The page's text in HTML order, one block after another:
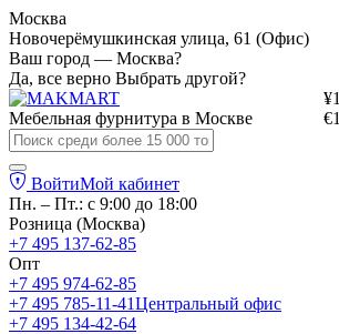
Москва
Новочерёмушкинская улица, 61 (Офис)
Ваш город — Москва?
Да, все верно Выбрать другой?
Мебельная фурнитура в Москве
ВойтиМой кабинет
Пн. – Пт.: с 9:00 до 18:00
Розница (Москва)
+7 495 137-62-85
Опт
+7 495 974-62-85
+7 495 785-11-41Центральный офис
+7 495 134-42-64